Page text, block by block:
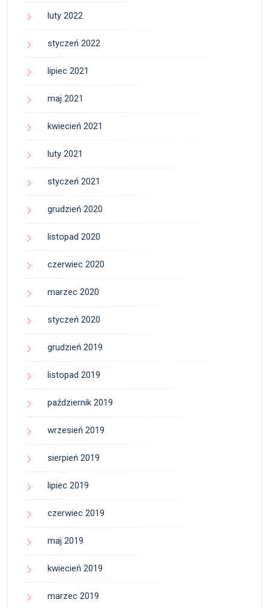
luty 2022
styczeń 2022
lipiec 2021
maj 2021
kwiecień 2021
luty 2021
styczeń 2021
grudzień 2020
listopad 2020
czerwiec 2020
marzec 2020
styczeń 2020
grudzień 2019
listopad 2019
październik 2019
wrzesień 2019
sierpień 2019
lipiec 2019
czerwiec 2019
maj 2019
kwiecień 2019
marzec 2019